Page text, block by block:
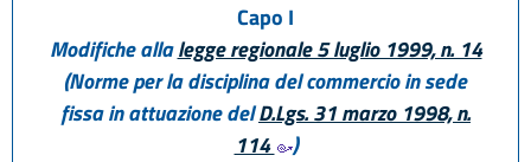
Capo I
Modifiche allalegge regionale 5 luglio 1999, n. 14
(Norme per la disciplina del commercio in sede
fissa in attuazione delD.Lgs. 31 marzo 1998, n.
114
)